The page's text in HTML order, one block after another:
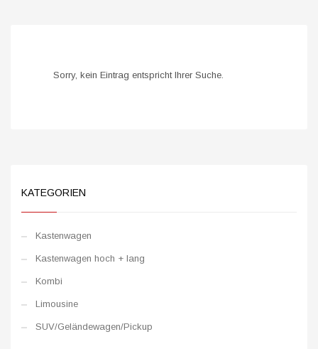
Sorry, kein Eintrag entspricht Ihrer Suche.
KATEGORIEN
Kastenwagen
Kastenwagen hoch + lang
Kombi
Limousine
SUV/Geländewagen/Pickup